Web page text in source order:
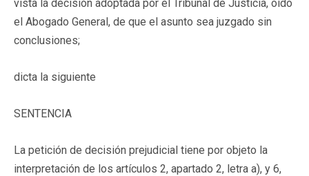
vista la decisión adoptada por el Tribunal de Justicia, oído
el Abogado General, de que el asunto sea juzgado sin
conclusiones;
dicta la siguiente
SENTENCIA
La petición de decisión prejudicial tiene por objeto la
interpretación de los artículos 2, apartado 2, letra a), y 6,